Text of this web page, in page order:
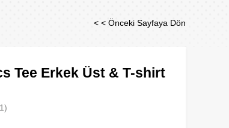
< < Önceki Sayfaya Dön
Tee Erkek Üst & T-shirt